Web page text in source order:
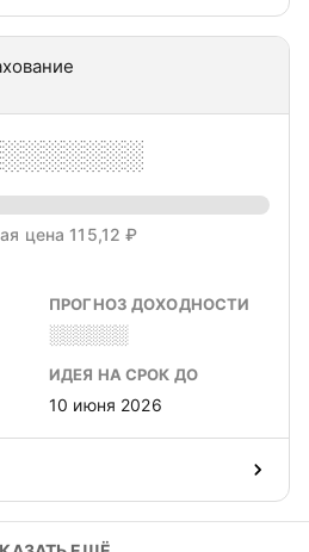
цена 115,12 ₽
ПРОГНОЗ ДОХОДНОСТИ
░░░░░░
ИДЕЯ НА СРОК ДО
10 июня 2026